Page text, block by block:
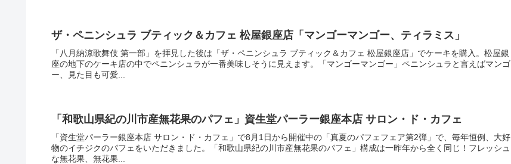
ザ・ペニンシュラ ブティック＆カフェ 松屋銀座店「マンゴーマンゴー、ティラミス」
「八月納涼歌舞伎 第一部」を拝見した後は「ザ・ペニンシュラ ブティック＆カフェ 松屋銀座店」でケーキを購入。松屋銀
座の地下のケーキ店の中でペニンシュラが一番美味しそうに見えます。「マンゴーマンゴー」ペニンシュラと言えばマンゴ
ー、見た目も可愛...
「和歌山県紀の川市産無花果のパフェ」資生堂パーラー銀座本店 サロン・ド・カフェ
「資生堂パーラー銀座本店 サロン・ド・カフェ」で8月1日から開催中の「真夏のパフェフェア第2弾」で、毎年恒例、大好
物のイチジクのパフェをいただきました。「和歌山県紀の川市産無花果のパフェ」構成は一昨年から全く同じ！フレッシュ
な無花果、無花果...